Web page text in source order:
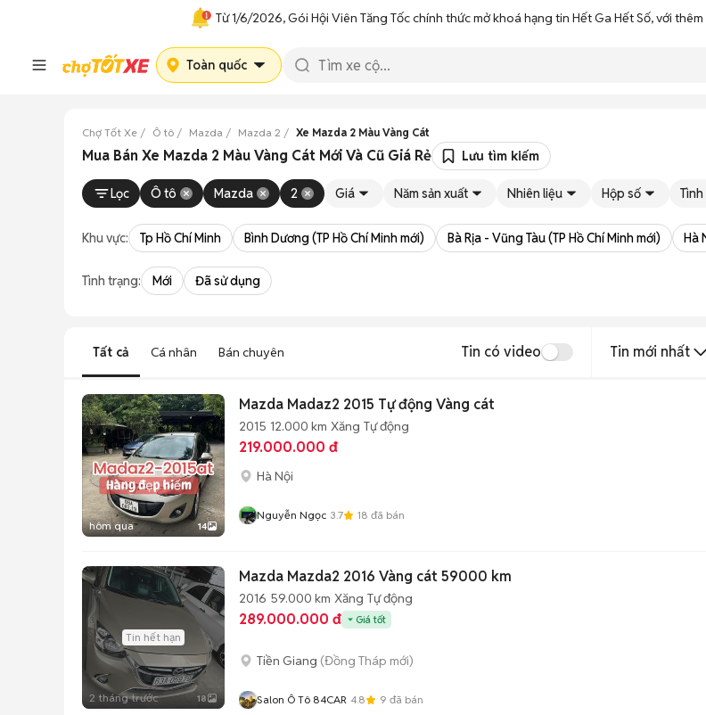
Từ 1/6/2026, Gói Hội Viên Tăng Tốc chính thức mở khoá hạng tin Hết Ga Hết Số, với
Toàn quốc
Chợ Tốt Xe Ô tô Mazda Mazda 2 Xe Mazda 2 Màu Vàng Cát
Mua Bán Xe Mazda 2 Màu Vàng Cát Mới Và Cũ Giá Rẻ Lưu tìm kiếm
Lọc Ô tô Mazda 2 Giá Năm sản xuất Nhiên liệu Hộp số
Khu vực: Tp Hồ Chí Minh Bình Dương (TP Hồ Chí Minh mới) Bà Rịa - Vũng Tàu (TP Hồ Chí Minh mới) Hà
Tình trạng: Mới Đã sử dụng
Tất cả Cá nhân Bán chuyên Tin có video Tin mới nhất
hôm qua 14
Mazda Madaz2 2015 Tự động Vàng cát
2015 12.000 km Xăng Tự động
219.000.000 đ
Hà Nội
Nguyễn Ngọc 3.7 18 đã bán
Tin hết hạn
2 tháng trước 18
Mazda Mazda2 2016 Vàng cát 59000 km
2016 59.000 km Xăng Tự động
289.000.000 đ Giá tốt
Tiền Giang (Đồng Tháp mới)
Salon Ô Tô 84CAR 4.8 9 đã bán